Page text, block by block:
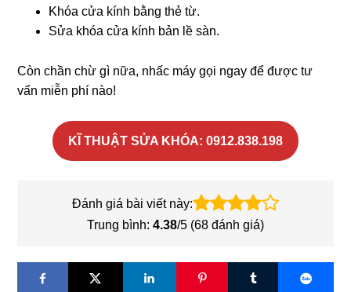
Khóa cửa kính bằng thẻ từ.
Sửa khóa cửa kính bản lề sàn.
Còn chần chừ gì nữa, nhấc máy gọi ngay để được tư
vấn miễn phí nào!
KĨ THUẬT SỬA KHÓA: 0912.838.198
Đánh giá bài viết này:
Trung bình: 4.38/5 (68 đánh giá)